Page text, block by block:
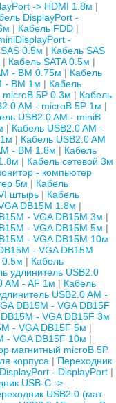
-> HDMI 1.8м
DisplayPort -
Кабель FDD
-
0.5м
Кабель SAS
Кабель SATA 0.5м
- BM 0.75м
Кабель
- BM 1м
Кабель
microB 5P 0.3м
Кабель
AM - microB 5P 1м
USB2.0 AM - miniB
Кабель USB2.0 AM -
Кабель USB2.0 AM
- BM 1.8м
Кабель
Кабель сетевой 3м
- компьютер
5м
Кабель
штырь
Кабель
DB15M 1.8м
- VGA DB15M 3м
- VGA DB15M 5м
- VGA DB15M 10м
- VGA DB15M
0.5м
Кабель
удлинитель USB2.0
AM - AF 1м
Кабель
USB2.0 AM -
DB15M - VGA DB15F
- VGA DB15F 3м
- VGA DB15F 5м
- VGA DB15F 10м
магнитный microB 5P
корпуса
Переходник
- DisplayPort
USB-C ->
USB2.0 (мат.